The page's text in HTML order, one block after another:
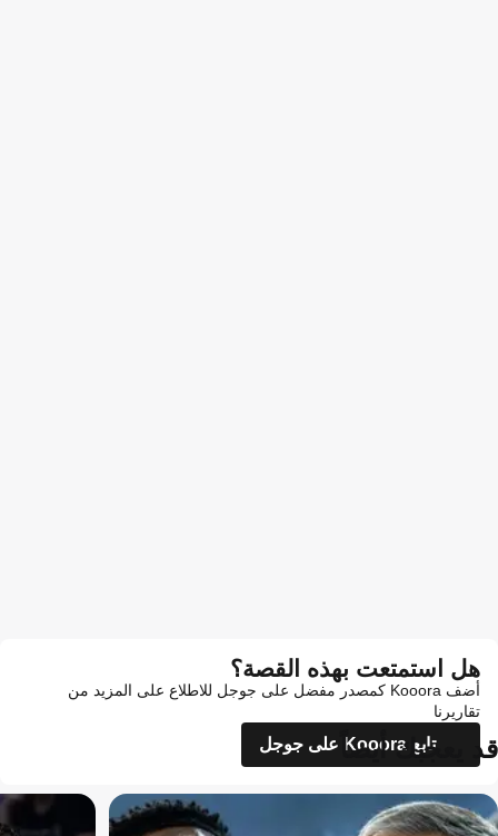
هل استمتعت بهذه القصة؟
أضف Kooora كمصدر مفضل على جوجل للاطلاع على المزيد من
تقاريرنا
تابع Kooora على جوجل
قد يعجبك أيضاً